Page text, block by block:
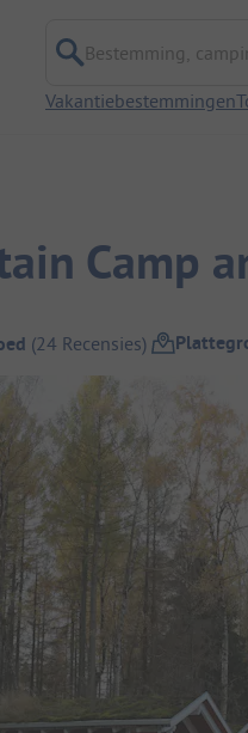
Bestemming, camping
Vakantiebestemmingen
Camp
(24 Recensies)